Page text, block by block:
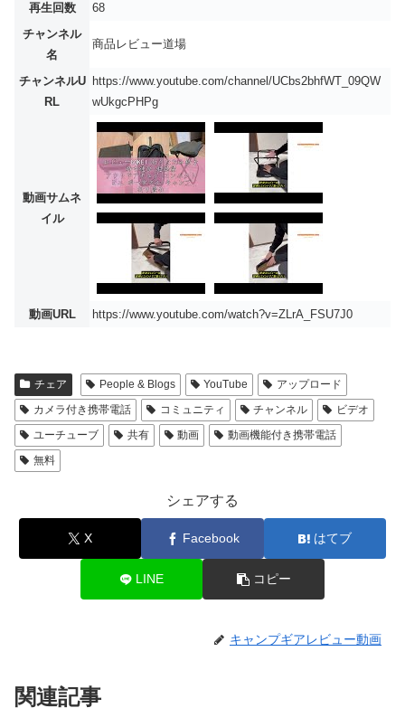
再生回数
68
チャンネル
名
商品レビュー道場
チャンネルU
RL
https://www.youtube.com/channel/UCbs2bhfWT_09QW
wUkgcPHPg
動画サムネ
イル
動画URL https://www.youtube.com/watch?v=ZLrA_FSU7J0
チェア People & Blogs YouTube
アップロード
カメラ付き携帯電話
コミュニティ チャンネル
ビデオ
ユーチューブ
共有 動画
動画機能付き携帯電話
無料
シェアする
X Facebook はてブ
LINE コピー
キャンプギアレビュー動画
関連記事